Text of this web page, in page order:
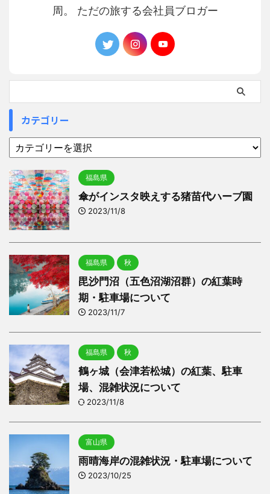
周。 ただの旅する会社員ブロガー
カテゴリー
福島県
傘がインスタ映えする猪苗代ハーブ園
2023/11/8
福島県 秋
毘沙門沼（五色沼湖沼群）の紅葉時
期・駐車場について
2023/11/7
福島県 秋
鶴ヶ城（会津若松城）の紅葉、駐車
場、混雑状況について
2023/11/8
富山県
雨晴海岸の混雑状況・駐車場について
2023/10/25